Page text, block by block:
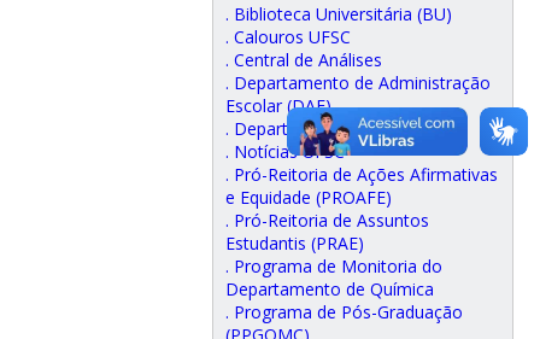
. Biblioteca Universitária (BU)
. Calouros UFSC
. Central de Análises
. Departamento de Administração
Escolar (DAE)
. Departamento de Química
. Notícias UFSC
. Pró-Reitoria de Ações Afirmativas
e Equidade (PROAFE)
. Pró-Reitoria de Assuntos
Estudantis (PRAE)
. Programa de Monitoria do
Departamento de Química
. Programa de Pós-Graduação